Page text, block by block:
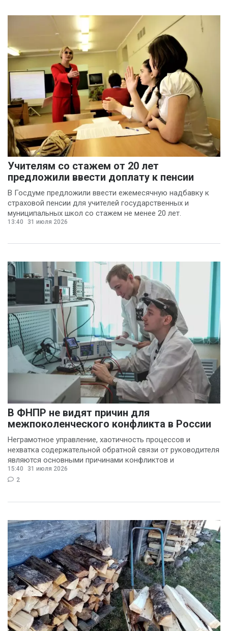
Учителям со стажем от 20 лет
предложили ввести доплату к пенсии
В Госдуме предложили ввести ежемесячную надбавку к
страховой пенсии для учителей государственных и
муниципальных школ со стажем не менее 20 лет.
13:40 31 июля 2026
В ФНПР не видят причин для
межпоколенческого конфликта в России
Неграмотное управление, хаотичность процессов и
нехватка содержательной обратной связи от руководителя
являются основными причинами конфликтов и
раздражения в
15:40
31 июля 2026
2